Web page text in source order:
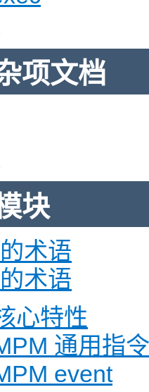
项文档
块
术语
术语
心特性
通用指令
event